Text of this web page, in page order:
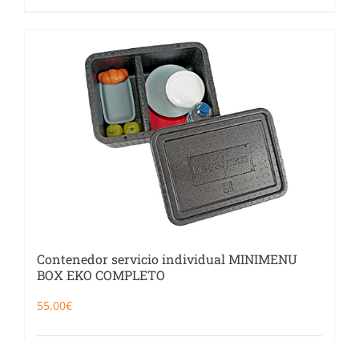
Contenedor servicio individual MINIMENU
BOX EKO COMPLETO
55,00€